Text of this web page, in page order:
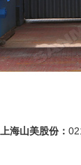
上海山美股份：